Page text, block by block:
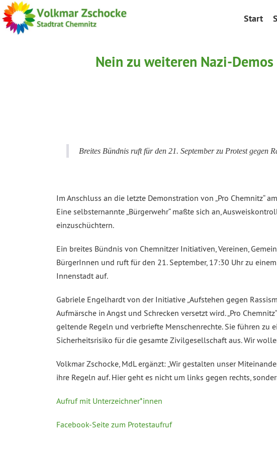
Start
Nein zu weiteren Nazi-
Breites Bündnis ruft für den 21. September zu Protest gegen
Im Anschluss an die letzte Demonstration von „Pro Chemnitz“
Eine selbsternannte „Bürgerwehr“ maßte sich an,
einzuschüchtern.
Ein breites Bündnis von Chemnitzer Initiativen, Vereinen,
BürgerInnen und ruft für den 21. September, 17:30 Uhr zu
Innenstadt auf.
Gabriele Engelhardt von der Initiative „Aufstehen gegen
Aufmärsche in Angst und Schrecken versetzt wird. „Pro
geltende Regeln und verbriefte Menschenrechte. Sie führen zu
Sicherheitsrisiko für die gesamte Zivilgesellschaft aus. Wir
Volkmar Zschocke, MdL ergänzt: „Wir gestalten unser
ihre Regeln auf. Hier geht es nicht um links gegen rechts,
Aufruf mit Unterzeichner*innen
Facebook-Seite zum Protestaufruf